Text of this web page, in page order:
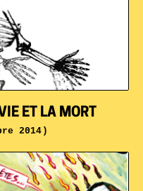
ET LA MORT
2014)